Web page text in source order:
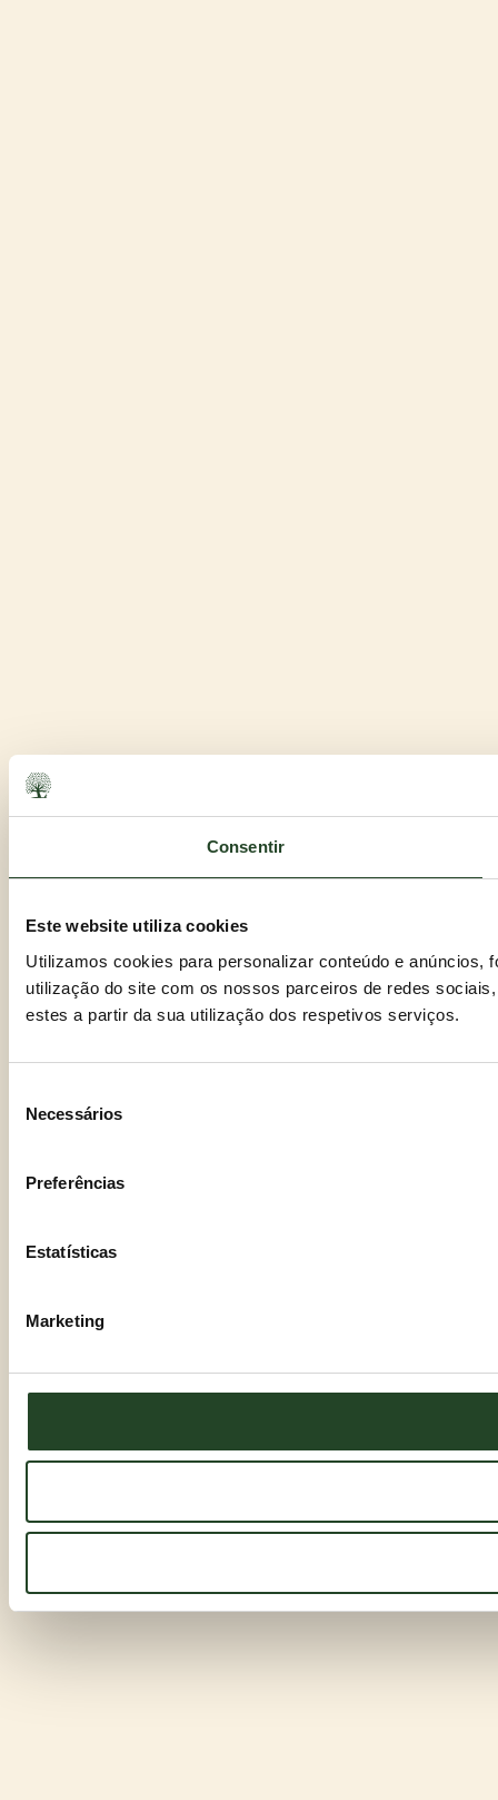
Consentir
Este website utiliza cookies
Utilizamos cookies para personalizar conteúdo e anúncios,
utilização do site com os nossos parceiros de redes
estes a partir da sua utilização dos respetivos serviços.
Necessários
Preferências
Estatísticas
Marketing